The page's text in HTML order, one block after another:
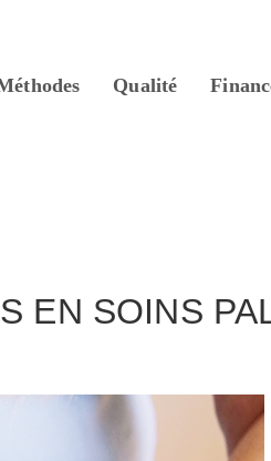
Qualité
EN SOINS